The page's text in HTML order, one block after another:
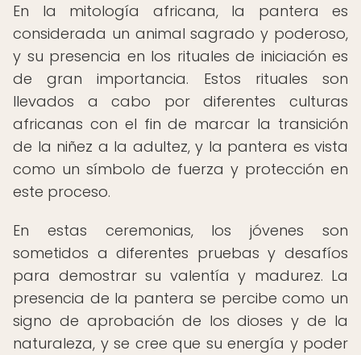
En la mitología africana, la pantera es
considerada un animal sagrado y poderoso,
y su presencia en los rituales de iniciación es
de gran importancia. Estos rituales son
llevados a cabo por diferentes culturas
africanas con el fin de marcar la transición
de la niñez a la adultez, y la pantera es vista
como un símbolo de fuerza y protección en
este proceso.
En estas ceremonias, los jóvenes son
sometidos a diferentes pruebas y desafíos
para demostrar su valentía y madurez. La
presencia de la pantera se percibe como un
signo de aprobación de los dioses y de la
naturaleza, y se cree que su energía y poder